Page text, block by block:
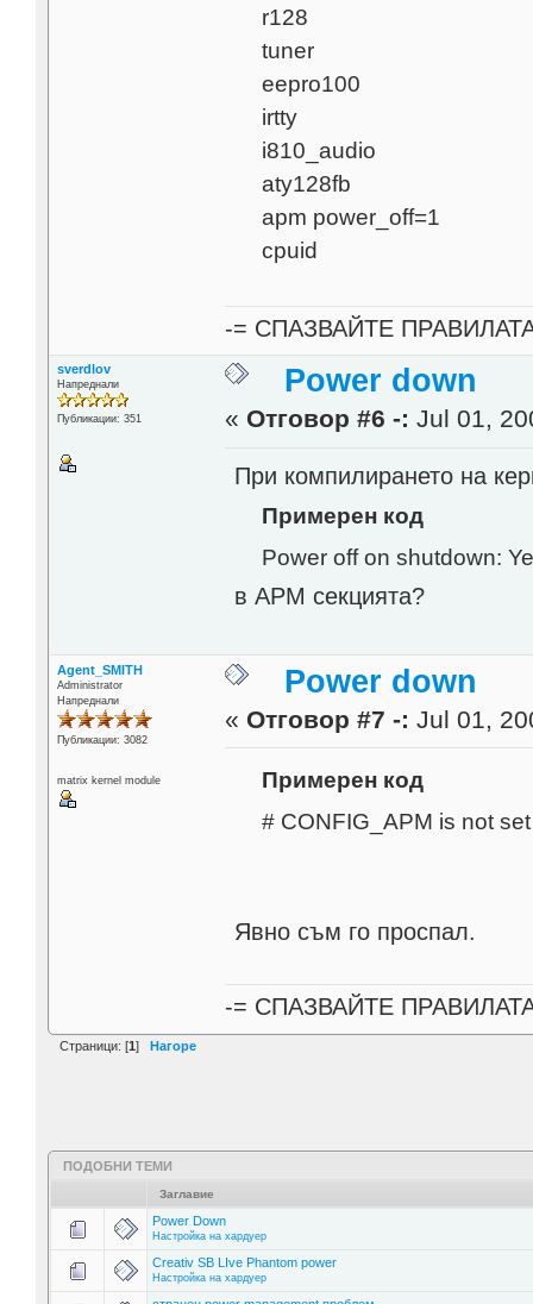
r128
tuner
eepro100
irtty
i810_audio
aty128fb
apm power_off=1
cpuid
-= СПАЗВАЙТЕ
sverdlov
Напреднали
Публикации: 351
Power down
« Отговор #6 -: Jul 01,
При компилирането на
Примерен код
Power off on shutdown:
в АРМ секцията?
Agent_SMITH
Administrator
Напреднали
Публикации: 3082
matrix kernel module
Power down
« Отговор #7 -: Jul 01,
Примерен код
# CONFIG_APM is not set
Явно съм го проспал.
-= СПАЗВАЙТЕ
Страници: [1] Нагоре
ПОДОБНИ ТЕМИ
Заглавие
Power Down
Настройка на хардуер
Creativ SB LIve Phantom power
Настройка на хардуер